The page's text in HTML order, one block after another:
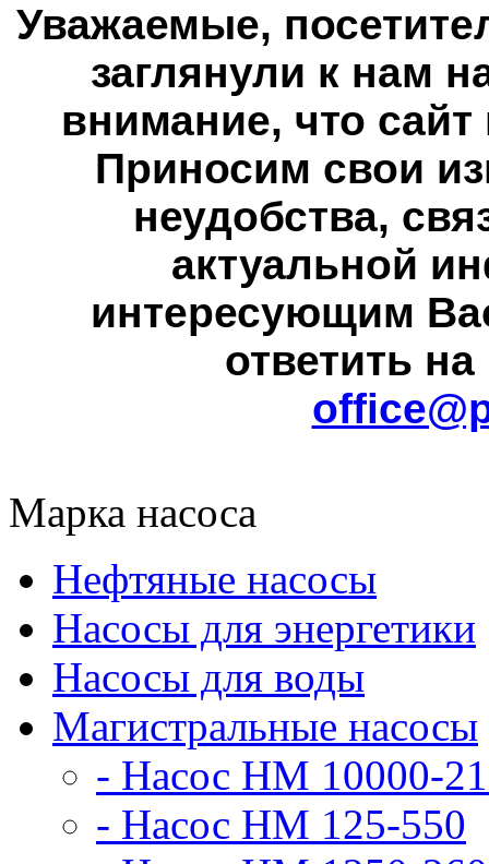
Уважаемые,
заглянули к нам
внимание, что сайт
Приносим свои
неудобства,
актуальной
интересующим
ответить
Марка насоса
Нефтяные насосы
Насосы для энергетики
Насосы для воды
Магистральные насосы
- Насос НМ 10000-
- Насос НМ 125-550